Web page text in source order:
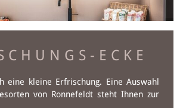
ECKE
eine kleine Erfrischung. Eine Auswahl
von Ronnefeldt steht Ihnen zur